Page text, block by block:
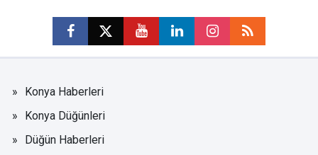
Konya Haberleri
Konya Düğünleri
Düğün Haberleri